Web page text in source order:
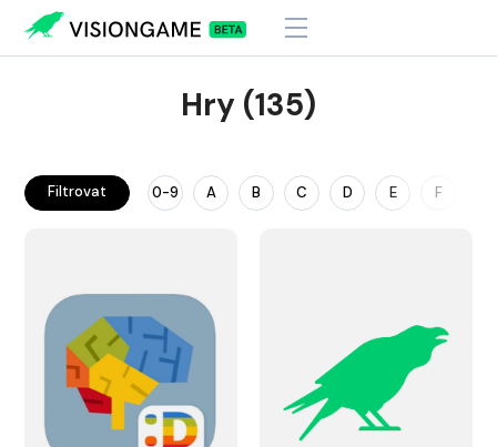
Hry (135)
Filtrovat 0-9 A B C D E F